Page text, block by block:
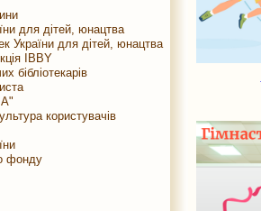
для дітей, юнацтва
України для дітей, юнацтва
IBBY
бібліотекарів
користувачів
фонду